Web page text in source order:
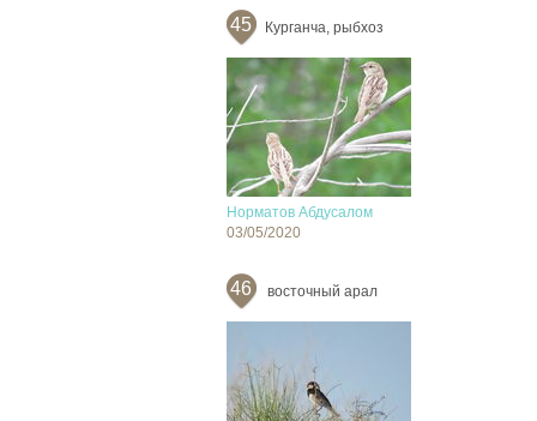
45 Курганча, рыбхоз
Норматов Абдусалом
03/05/2020
46 восточный арал